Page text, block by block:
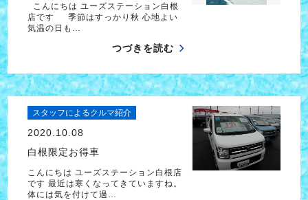
こんにちは ユーズステーション白根
店です 季節はすっかり秋 心地よい
気温の日も…
つづきを読む
スタッフによるクルマ紹介
2020.10.08
白根限定お得車
こんにちは ユーズステーション白根店
です 最近は寒くなってきていますね。
体には気を付けて過…